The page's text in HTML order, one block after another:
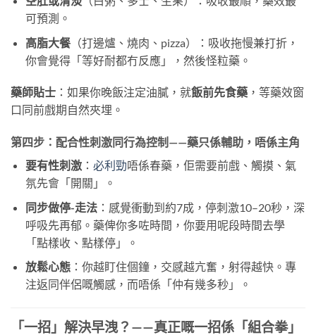
可預測。
高脂大餐（打邊爐、燒肉、pizza）：吸收拖慢兼打折，
你會覺得「等好耐都冇反應」，然後怪粒藥。
藥師貼士 ：如果你晚飯注定油膩，就飯前先食藥 ，等藥效窗
口同前戲期自然夾埋。
第四步：配合性刺激同行為控制——藥只係輔助，唔係主角
要有性刺激： 必利勁唔係春藥，佢需要前戲、觸摸、氣
氛先會「開關」。
同步做停-走法：感覺衝動到約7成，停刺激10–20秒，深
呼吸先再郁。藥俾你多咗時間，你要用呢段時間去學
「點樣收、點樣停」。
放鬆心態：你越盯住個鐘，交感越亢奮，射得越快。專
注返同伴侶嘅觸感，而唔係「仲有幾多秒」。
「一招」解決早洩？——真正嘅一招係「組合拳」